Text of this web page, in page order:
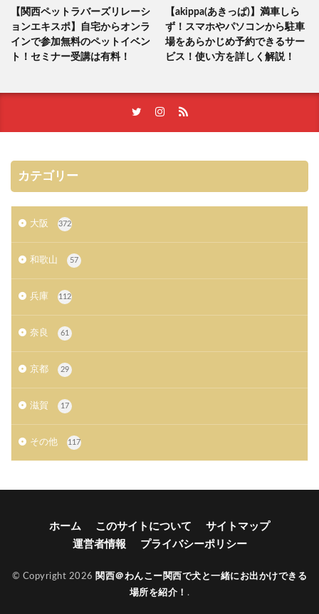
【関西ペットラバーズリレーシ
ョンエキスポ】自宅からオンラ
インで参加無料のペットイベン
ト！セミナー受講は有料！
【akippa(あきっぱ)】満車しら
ず！スマホやパソコンから駐車
場をあらかじめ予約できるサー
ビス！使い方を詳しく解説！
カテゴリー
大阪 372
和歌山 57
兵庫 112
奈良 61
京都 29
滋賀 17
その他 117
ホーム このサイトについて
サイトマップ
運営者情報
プライバシーポリシー
© Copyright 2026 関西＠わんこー関西で犬と一緒にお出かけできる
場所を紹介！ .